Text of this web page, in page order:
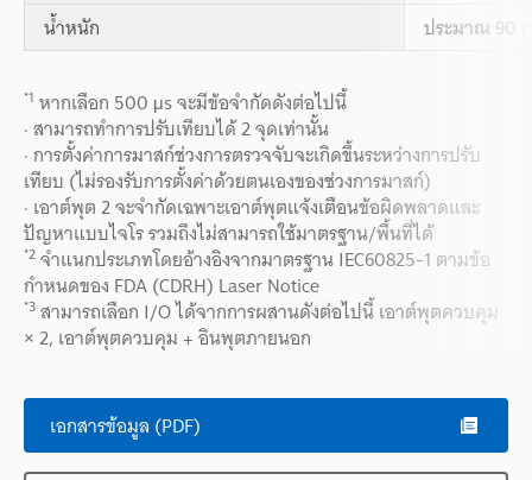
น้ำหนัก
ประมาณ 90
*1 หากเลือก 500 μs จะมีข้อจำกัดดังต่อไปนี้
· สามารถทำการปรับเทียบได้ 2 จุดเท่านั้น
· การตั้งค่าการมาสก์ช่วงการตรวจจับจะเกิดขึ้นระหว่างการปรับ
เทียบ (ไม่รองรับการตั้งค่าด้วยตนเองของช่วงการมาสก์)
· เอาต์พุต 2 จะจำกัดเฉพาะเอาต์พุตแจ้งเตือนข้อผิดพลาดและ
ปัญหาแบบไจโร รวมถึงไม่สามารถใช้มาตรฐาน/พื้นที่ได้
*2จำแนกประเภทโดยอ้างอิงจากมาตรฐาน IEC60825-1 ตามข้อ
กำหนดของ FDA (CDRH) Laser Notice
*3สามารถเลือก I/O ได้จากการผสานดังต่อไปนี้ เอาต์พุตควบคุม
× 2, เอาต์พุตควบคุม + อินพุตภายนอก
เอกสารข้อมูล (PDF)